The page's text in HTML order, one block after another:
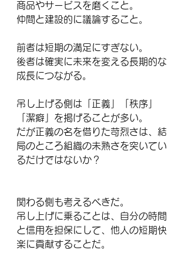
商品やサービスを磨くこと。
仲間と建設的に議論すること。
前者は短期の満足にすぎない。
後者は確実に未来を変える長期的な
成長につながる。
吊し上げる側は「正義」「秩序」
「潔癖」を掲げることが多い。
だが正義の名を借りた苛烈さは、結
局のところ組織の未熟さを突いてい
るだけではないか？
関わる側も考えるべきだ。
吊し上げに乗ることは、自分の時間
と信用を担保にして、他人の短期快
楽に貢献することだ。